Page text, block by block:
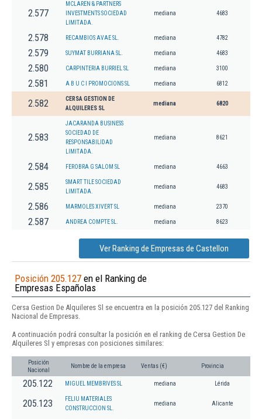
2.577
MCLAREN & PARTNERS
INVESTMENTS SOCIEDAD
LIMITADA.
mediana 4683
2.578 RECAMBIOS AVAE SL. mediana 4782
2.579 SUYMAT BURRIANA SL. mediana 4683
2.580 CARPINTERIA BURRIEL SL mediana 3100
2.581 A B U C I PROMOCIONS SL mediana 6812
2.582
CERSA GESTION DE
ALQUILERES SL
mediana 6820
2.583
JACARANDA BUSINESS
SOCIEDAD DE
RESPONSABILIDAD
LIMITADA.
mediana 8621
2.584 FEROBRA G SALOM SL mediana 4663
2.585
SMART TILE SOCIEDAD
LIMITADA.
mediana 4683
2.586 MARMOLES XIVERT SL mediana 2370
2.587 ANDREA COMPTE SL. mediana 8623
Ver Ranking de Empresas de Castellon
Posición 205.127 en el Ranking de
Empresas Españolas
Cersa Gestion De Alquileres Sl se encuentra en la posición 205.127 del Ranking
Nacional de Empresas.
A continuación podrá consultar la posición en el ranking de Cersa Gestion De
Alquileres Sl y empresas con posiciones similares:
Posición
Nacional
Nombre de la empresa Ventas (€) Provincia
205.122 MIGUEL MEMBRIVES SL mediana Lérida
205.123
FELIU MATERIALES
CONSTRUCCION SL.
mediana Alicante